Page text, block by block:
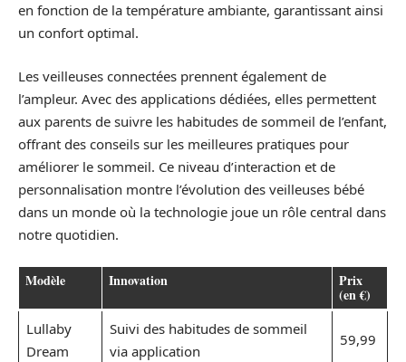
en fonction de la température ambiante, garantissant ainsi
un confort optimal.
Les veilleuses connectées prennent également de
l’ampleur. Avec des applications dédiées, elles permettent
aux parents de suivre les habitudes de sommeil de l’enfant,
offrant des conseils sur les meilleures pratiques pour
améliorer le sommeil. Ce niveau d’interaction et de
personnalisation montre l’évolution des veilleuses bébé
dans un monde où la technologie joue un rôle central dans
notre quotidien.
Modèle Innovation Prix
(en €)
Lullaby
Dream
Suivi des habitudes de sommeil
via application
59,99